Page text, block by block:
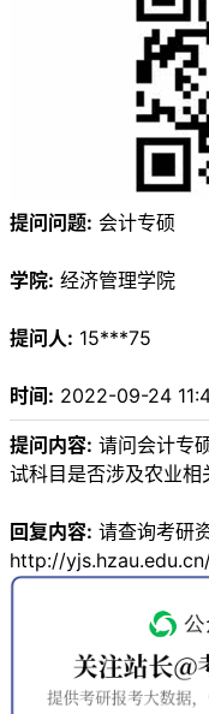
提问问题: 会计专硕
学院: 经济管理学院
提问人: 15***75
时间: 2022-09-24
提问内容: 请问会计专
试科目是否涉及农业相
回复内容: 请查询考研
http://